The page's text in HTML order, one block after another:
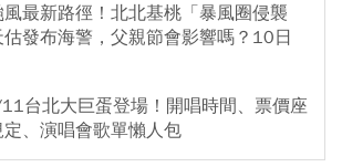
最新路徑！北北基桃「暴風圈侵襲
發布海警，父親節會影響嗎？10日
台北大巨蛋登場！開唱時間、票價座
、演唱會歌單懶人包